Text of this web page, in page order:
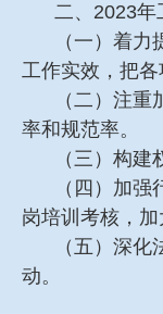
二、2023年
（一）着
工作实效，把
（二）注
率和规范率。
（三）构
（四）加
岗培训考核，
（五）深
动。